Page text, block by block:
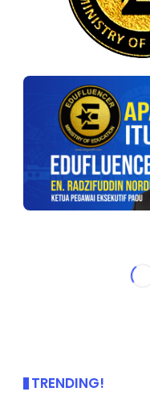
TRENDING!